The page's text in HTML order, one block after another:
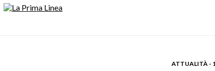
ATTUALITÀ-